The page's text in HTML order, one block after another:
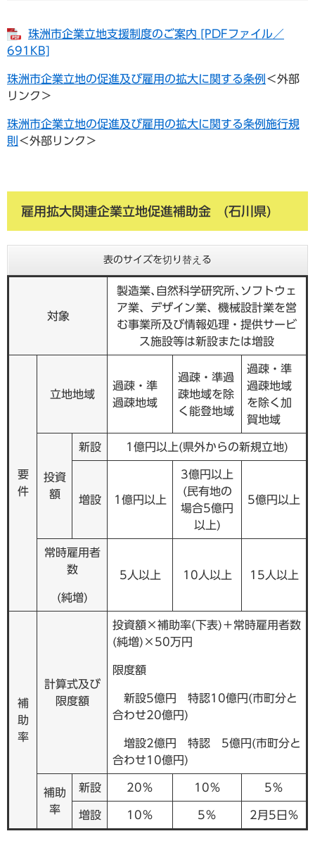
珠洲市企業立地支援制度のご案内 [PDFファイル／
691KB]
珠洲市企業立地の促進及び雇用の拡大に関する条例 ＜外部
リンク＞
珠洲市企業立地の促進及び雇用の拡大に関する条例施行規
則
＜外部リンク＞
雇用拡大関連企業立地促進補助金 (石川県)
表のサイズを切り替える
対象
製造業､自然科学研究所､ソフトウェ
ア業、デザイン業、機械設計業を営
む事業所及び情報処理・提供サービ
ス施設等は新設または増設
要
件
立地地域
過疎・準
過疎地域
過疎・準過
疎地域を除
く能登地域
過疎・準
過疎地域
を除く加
賀地域
投資
額
新設 1億円以上(県外からの新規立地)
増設 1億円以上
3億円以上
(民有地の
場合5億円
以上)
5億円以上
常時雇用者
数
(純増)
5人以上 10人以上 15人以上
補
助
率
計算式及び
限度額
投資額×補助率(下表)＋常時雇用者数
(純増)×50万円
限度額
新設5億円 特認10億円(市町分と
合わせ20億円)
増設2億円 特認 5億円(市町分と
合わせ10億円)
補助
率
新設 20％ 10％ 5％
増設 10％ 5％ 2月5日％